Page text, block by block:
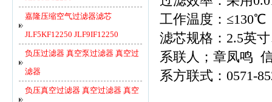
嘉隆压缩空气过滤器滤芯
JLF5KF12250 JLF9IF12250
负压过滤器 真空泵过滤器 真空过
滤器
负压真空过滤器 真空过滤器 真空
工作温度：≤130℃
滤芯规格：2.5英
系联人；章凤鸣
系方联式：0571-